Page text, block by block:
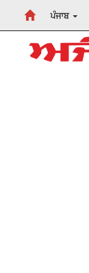
ਪੰਜਾਬ